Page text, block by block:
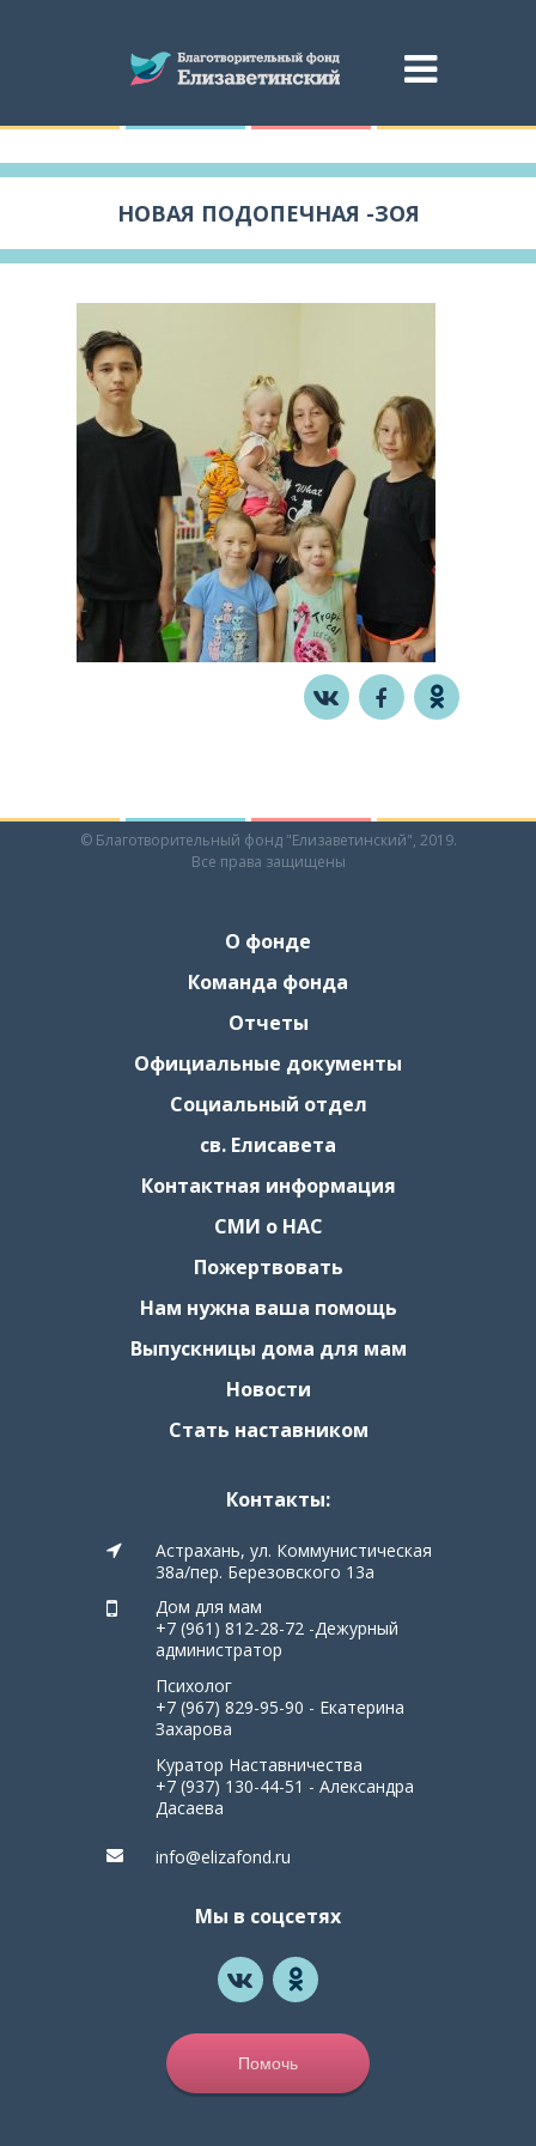
НОВАЯ ПОДОПЕЧНАЯ -ЗОЯ
© Благотворительный фонд "Елизаветинский", 2019.
Все права защищены
О фонде
Команда фонда
Отчеты
Официальные документы
Социальный отдел
св. Елисавета
Контактная информация
СМИ о НАС
Пожертвовать
Нам нужна ваша помощь
Выпускницы дома для мам
Новости
Стать наставником
Контакты:
Астрахань, ул. Коммунистическая
38а/пер. Березовского 13а
Дом для мам
+7 (961) 812-28-72 -Дежурный
администратор
Психолог
+7 (967) 829-95-90 - Екатерина
Захарова
Куратор Наставничества
+7 (937) 130-44-51 - Александра
Дасаева
info@elizafond.ru
Мы в соцсетях
Помочь